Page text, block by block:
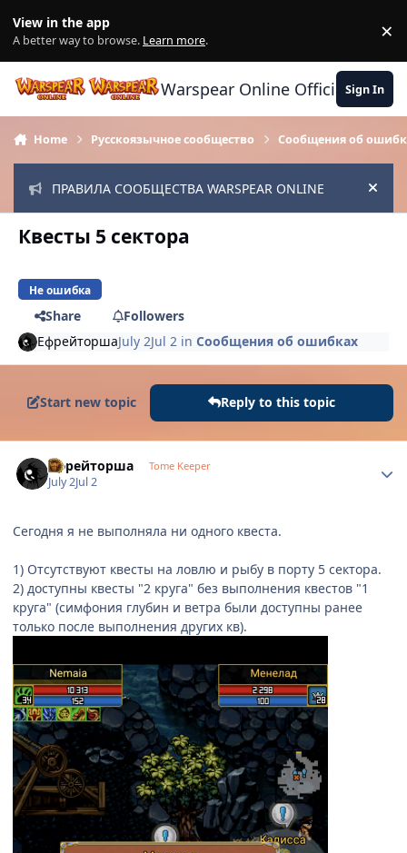
View in the app
A better way to browse. Learn more. ×
Warspear Online Official Forum
Sign In
Home Русскоязычное сообщество Сообщения об
ПРАВИЛА СООБЩЕСТВА WARSPEAR ONLINE Hide
Квесты 5 сектора
Не ошибка
Share
Followers
ЕфрейторшаJuly 2Jul 2 in Сообщения об ошибках
Start new topic Reply to this topic
Ефрейторша Tome Keeper
July 2Jul 2
Сегодня я не выполняла ни одного квеста.
1) Отсутствуют квесты на ловлю и рыбу в порту 5 сектора.
2) доступны квесты "2 круга" без выполнения квестов "1
круга" (симфония глубин и ветра были доступны ранее
только после выполнения других кв).